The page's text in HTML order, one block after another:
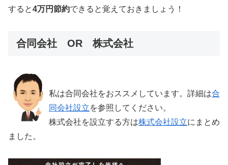
すると4万円節約できると覚えておきましょう！
合同会社 OR 株式会社
私は合同会社をおススメしています。詳細は合
同会社設立を参照してください。
株式会社を設立する方は株式会社設立にまとめ
ました。